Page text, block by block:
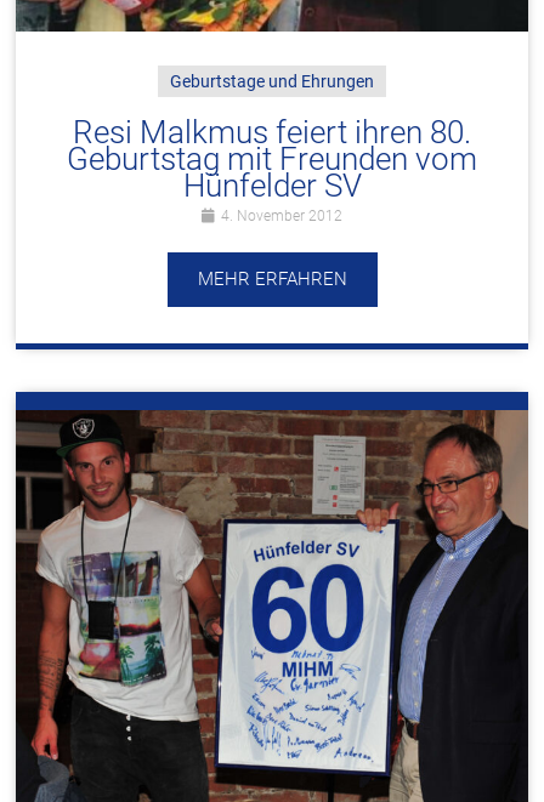
Geburtstage und Ehrungen
Resi Malkmus feiert ihren 80.
Geburtstag mit Freunden vom
Hünfelder SV
4. November 2012
MEHR ERFAHREN